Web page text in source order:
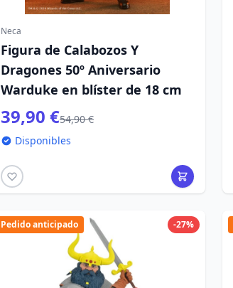
Neca
Figura de Calabozos Y
Dragones 50º Aniversario
Warduke en blíster de 18 cm
39,90 €54,90 €
Disponibles
-27%
Pedido anticipado